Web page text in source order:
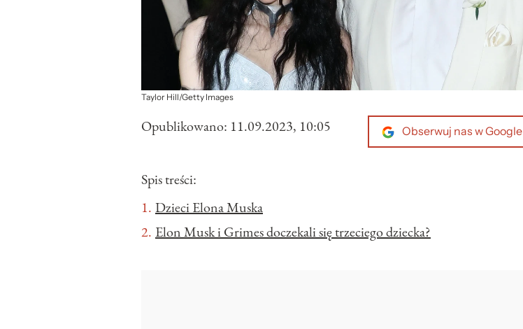
Taylor Hill/Getty Images
Opublikowano: 11.09.2023, 10:05 Obserwuj nas w Google
Spis treści:
Dzieci Elona Muska
Elon Musk i Grimes doczekali się trzeciego dziecka?